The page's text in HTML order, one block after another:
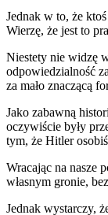
Jednak w to, że
Wierzę, że jest to
Niestety nie widzę
odpowiedzialność
za mało znaczącą
Jako zabawną
oczywiście były
tym, że Hitler
Wracając na nasze
własnym gronie,
Jednak wystarczy,